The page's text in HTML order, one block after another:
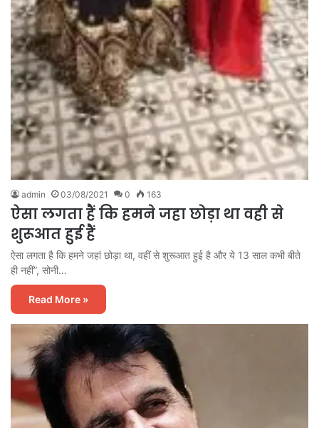
admin 03/08/2021 0 163
ऐसा लगता हैं कि हमने जहा छोड़ा था वही से
शुरूआत हुई हैं
ऐसा लगता है कि हमने जहां छोड़ा था, वहीं से शुरूआत हुई है और ये 13 साल कभी बीते
ही नहीं”, सोनी…
Read More »